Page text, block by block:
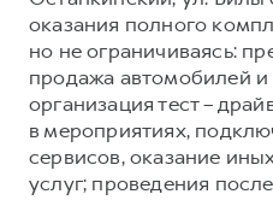
Крупным
Система управления
Сервис для
HAVAL Лизинг
Руководства по
Подписки
АКСЕССУАРЫ
Автомобильные
оказания полного
но не ограничиваясь:
продажа автомобилей и
организация тест –
в мероприятиях,
сервисов, оказание
услуг; проведения